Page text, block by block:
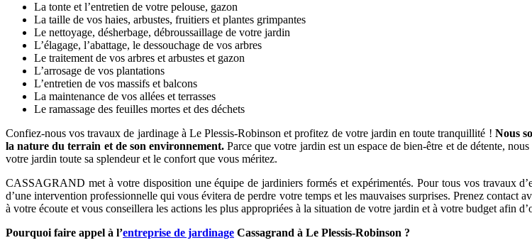
La tonte et l’entretien de votre pelouse, gazon
La taille de vos haies, arbustes, fruitiers et plantes grimpantes
Le nettoyage, désherbage, débroussaillage de votre jardin
L’élagage, l’abattage, le dessouchage de vos arbres
Le traitement de vos arbres et arbustes et gazon
L’arrosage de vos plantations
L’entretien de vos massifs et balcons
La maintenance de vos allées et terrasses
Le ramassage des feuilles mortes et des déchets
Confiez-nous vos travaux de jardinage à Le Plessis-Robinson et profitez de votre jardin en toute tranquillité ! Nous
la nature du terrain et de son environnement. Parce que votre jardin est un espace de bien-être et de détente,
votre jardin toute sa splendeur et le confort que vous méritez.
CASSAGRAND met à votre disposition une équipe de jardiniers formés et expérimentés. Pour tous vos travaux
d’une intervention professionnelle qui vous évitera de perdre votre temps et les mauvaises surprises. Prenez
à votre écoute et vous conseillera les actions les plus appropriées à la situation de votre jardin et à votre budget afin
Pourquoi faire appel à l’entreprise de jardinage Cassagrand à Le Plessis-Robinson ?